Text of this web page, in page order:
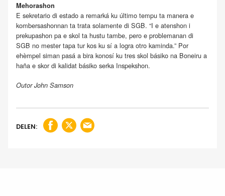
Mehorashon
E sekretario di estado a remarká ku último tempu ta manera e
kombersashonnan ta trata solamente di SGB. “I e atenshon i
prekupashon pa e skol ta hustu tambe, pero e problemanan di
SGB no mester tapa tur kos ku sí a logra otro kaminda.” Por
ehèmpel siman pasá a bira konosí ku tres skol básiko na Boneiru a
haña e skor di kalidat básiko serka Inspekshon.
Outor John Samson
DELEN: